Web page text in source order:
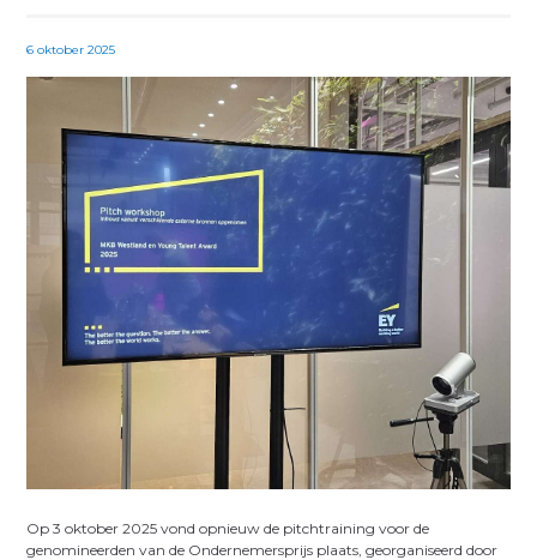
6 oktober 2025
Op 3 oktober 2025 vond opnieuw de pitchtraining voor de
genomineerden van de Ondernemersprijs plaats, georganiseerd door